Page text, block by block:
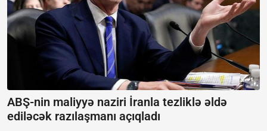
ABŞ-nin maliyyə naziri İranla tezliklə əldə
ediləcək razılaşmanı açıqladı